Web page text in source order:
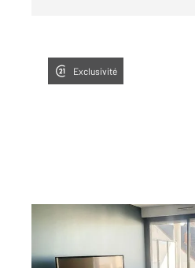
Exclusivité
AUXERRE 89
, 3 pièces
Ref : 20411